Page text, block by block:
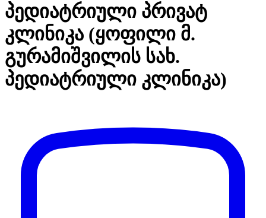
პედიატრიული პრივატ
კლინიკა (ყოფილი მ.
გურამიშვილის სახ.
პედიატრიული კლინიკა)